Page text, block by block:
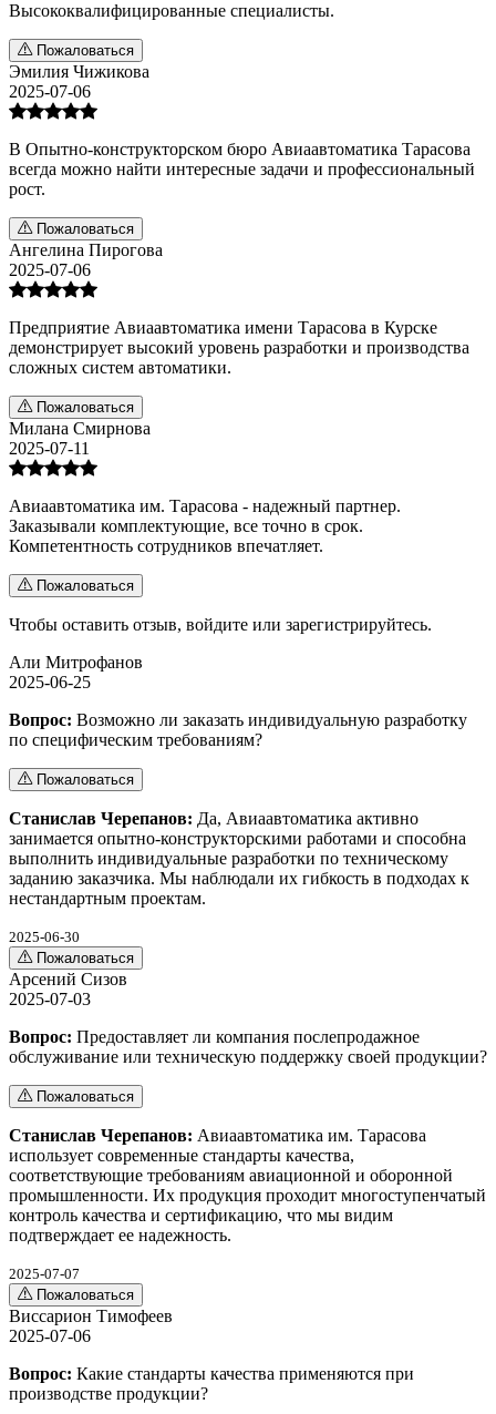
Высококвалифицированные специалисты.
Пожаловаться
Эмилия Чижикова
2025-07-06
В Опытно-конструкторском бюро Авиаавтоматика Тарасова
всегда можно найти интересные задачи и профессиональный
рост.
Пожаловаться
Ангелина Пирогова
2025-07-06
Предприятие Авиаавтоматика имени Тарасова в Курске
демонстрирует высокий уровень разработки и производства
сложных систем автоматики.
Пожаловаться
Милана Смирнова
2025-07-11
Авиаавтоматика им. Тарасова - надежный партнер.
Заказывали комплектующие, все точно в срок.
Компетентность сотрудников впечатляет.
Пожаловаться
Чтобы оставить отзыв, войдите или зарегистрируйтесь.
Али Митрофанов
2025-06-25
Вопрос: Возможно ли заказать индивидуальную разработку
по специфическим требованиям?
Пожаловаться
Станислав Черепанов: Да, Авиаавтоматика активно
занимается опытно-конструкторскими работами и способна
выполнить индивидуальные разработки по техническому
заданию заказчика. Мы наблюдали их гибкость в подходах к
нестандартным проектам.
2025-06-30
Пожаловаться
Арсений Сизов
2025-07-03
Вопрос: Предоставляет ли компания послепродажное
обслуживание или техническую поддержку своей продукции?
Пожаловаться
Станислав Черепанов: Авиаавтоматика им. Тарасова
использует современные стандарты качества,
соответствующие требованиям авиационной и оборонной
промышленности. Их продукция проходит многоступенчатый
контроль качества и сертификацию, что мы видим
подтверждает ее надежность.
2025-07-07
Пожаловаться
Виссарион Тимофеев
2025-07-06
Вопрос: Какие стандарты качества применяются при
производстве продукции?